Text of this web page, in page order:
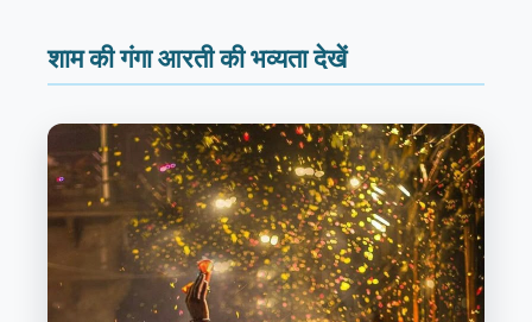
शाम की गंगा आरती की भव्यता देखें